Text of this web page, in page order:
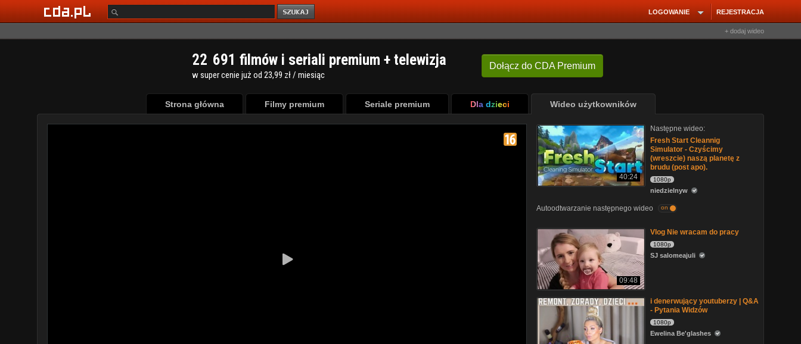
REJESTRACJA
LOGOWANIE
+ dodaj wideo
Dołącz do CDA Premium
22 691 filmów i seriali premium + telewizja
w super cenie już od 23,99 zł / miesiąc
Strona główna Filmy premium Seriale premium Dla dzieci Wideo użytkowników
40:24
Następne wideo:
Fresh Start Cleannig
Simulator - Czyścimy
(wreszcie) naszą planetę z
brudu (post apo).
1080p
niedzielnyw
Autoodtwarzanie następnego wideo on
09:48
Vlog Nie wracam do pracy
1080p
SJ salomeajuli
i denerwujący youtuberzy | Q&A
- Pytania Widzów
1080p
Ewelina Be'glashes